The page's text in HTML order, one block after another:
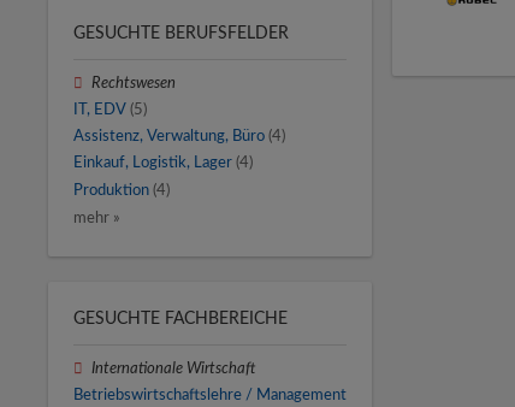
GESUCHTE BERUFSFELDER
Rechtswesen
IT, EDV (5)
Assistenz, Verwaltung, Büro (4)
Einkauf, Logistik, Lager (4)
Produktion (4)
mehr »
GESUCHTE FACHBEREICHE
Internationale Wirtschaft
Betriebswirtschaftslehre / Management